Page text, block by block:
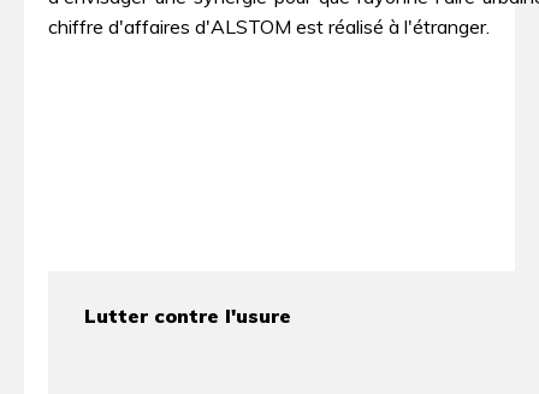
chiffre d'affaires d'ALSTOM est réalisé à l'étranger.
Lutter contre l'usure